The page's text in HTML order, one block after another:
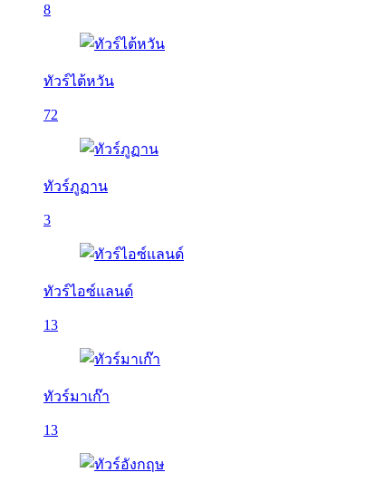
8
ทัวร์ไต้หวัน
72
ทัวร์ภูฏาน
3
ทัวร์ไอซ์แลนด์
13
ทัวร์มาเก๊า
13